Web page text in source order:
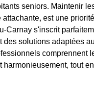
seniors. Maintenir
est une
Carnay s'inscrit
des solutions adaptées
comprennent
tout